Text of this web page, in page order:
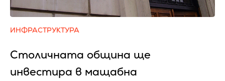
ИНФРАСТРУКТУРА
Столичната община ще
инвестира в мащабна